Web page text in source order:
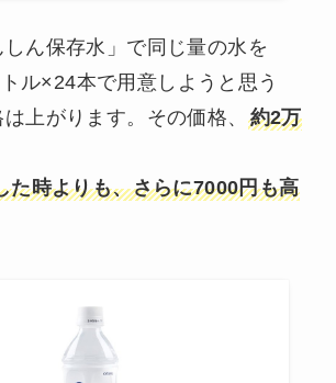
ん保存水」で同じ量の水を
ル×24本で用意しようと思う
上がります。その価格、 約2万
た時よりも、さらに7000円も高